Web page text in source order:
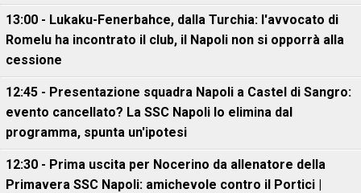
13:00 - Lukaku-Fenerbahce, dalla Turchia: l'avvocato di
Romelu ha incontrato il club, il Napoli non si opporrà alla
cessione
12:45 - Presentazione squadra Napoli a Castel di Sangro:
evento cancellato? La SSC Napoli lo elimina dal
programma, spunta un'ipotesi
12:30 - Prima uscita per Nocerino da allenatore della
Primavera SSC Napoli: amichevole contro il Portici |